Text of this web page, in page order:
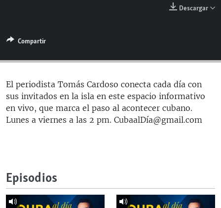
ESPECIALES
LA REALIDAD DE LA VIVIENDA EN CUBA
SER VIEJO EN CUBA
KENTU-CUBANO
LOS SANTOS DE HIALEAH
MULTIMEDIA
EDITORIALES
SÍGUENOS
Descargar
Compartir
El periodista Tomás Cardoso conecta cada día con
sus invitados en la isla en este espacio informativo
en vivo, que marca el paso al acontecer cubano.
Lunes a viernes a las 2 pm. CubaalDía@gmail.com
Episodios